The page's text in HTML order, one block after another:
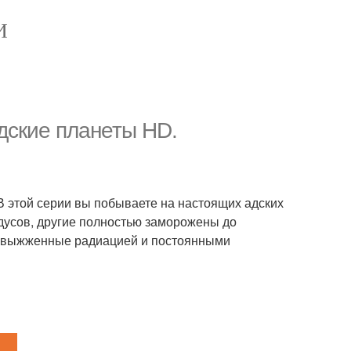
планеты HD.
серии вы побываете на настоящих адских
другие полностью заморожены до
выжженные радиацией и постоянными